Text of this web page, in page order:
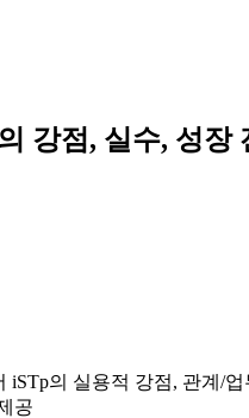
강점, 실수, 성장
의 실용적 강점, 관계/
공